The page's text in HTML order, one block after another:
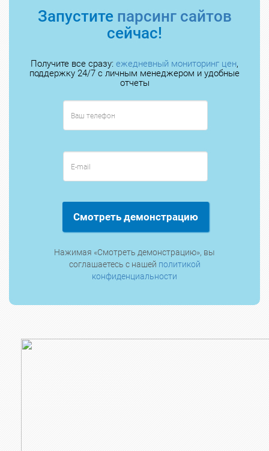
Запустите парсинг сайтов
сейчас!
Получите все сразу: ежедневный мониторинг цен,
поддержку 24/7 с личным менеджером и удобные
отчеты
Смотреть демонстрацию
Нажимая «Смотреть демонстрацию», вы
соглашаетесь с нашей политикой
конфиденциальности